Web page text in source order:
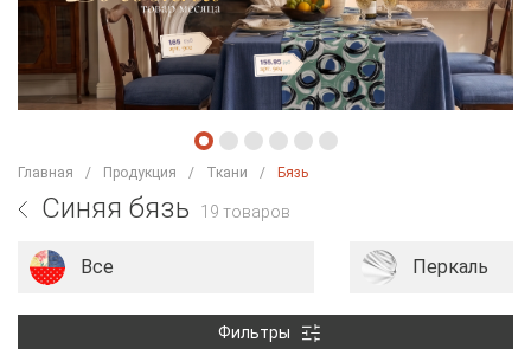
Главная Продукция Ткани Бязь
Синяя бязь 19 товаров
Все Перкаль
Фильтры